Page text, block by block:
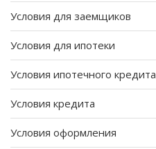
Условия для заемщиков
Условия для ипотеки
Условия ипотечного кредита
Условия кредита
Условия оформления